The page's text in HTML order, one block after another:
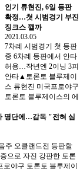
인기 류현진, 6일 등판
확정…첫 시범경기 부진
징크스 깰까
2021.03.05
7차례 시범경기 첫 등판
중 6차례 등판에서 안타
허용…작년엔 2이닝 3피
안타▲토론토 블루제이
스 류현진 미국프로야구
토론토 블루제이스의 에
명단에…감독 "전혀 심
주 오클랜드전 등판할
으로 자진 강판한 토론
로야구 토론토 블루제이